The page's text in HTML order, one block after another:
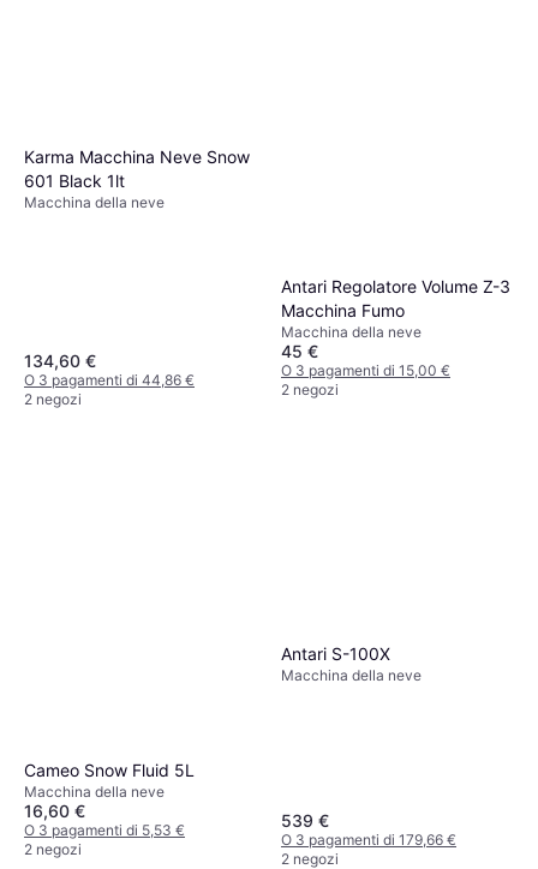
Karma Macchina Neve Snow
601 Black 1lt
Macchina della neve
134,60 €
O 3 pagamenti di 44,86 €
2 negozi
Antari Regolatore Volume Z-3
Macchina Fumo
Macchina della neve
45 €
O 3 pagamenti di 15,00 €
2 negozi
Cameo Snow Fluid 5L
Macchina della neve
16,60 €
O 3 pagamenti di 5,53 €
2 negozi
Antari S-100X
Macchina della neve
539 €
O 3 pagamenti di 179,66 €
2 negozi